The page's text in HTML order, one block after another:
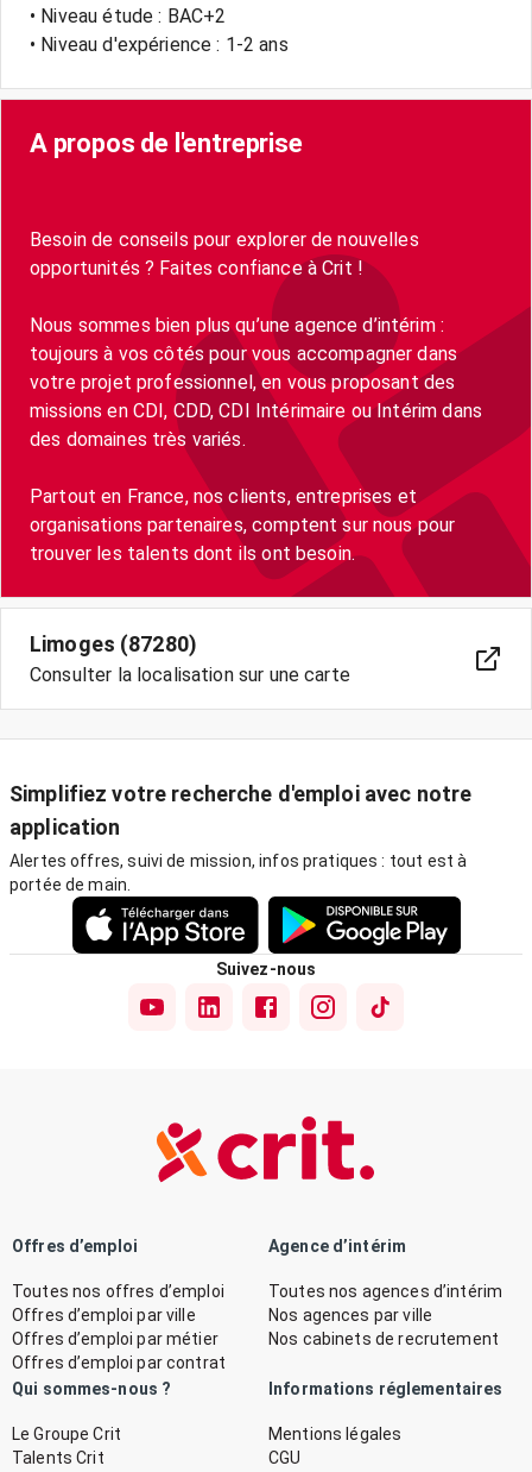
• Niveau étude : BAC+2
• Niveau d'expérience : 1-2 ans
A propos de l'entreprise
Besoin de conseils pour explorer de nouvelles
opportunités ? Faites confiance à Crit !
Nous sommes bien plus qu’une agence d’intérim :
toujours à vos côtés pour vous accompagner dans
votre projet professionnel, en vous proposant des
missions en CDI, CDD, CDI Intérimaire ou Intérim dans
des domaines très variés.
Partout en France, nos clients, entreprises et
organisations partenaires, comptent sur nous pour
trouver les talents dont ils ont besoin.
Limoges (87280)
Consulter la localisation sur une carte
Simplifiez votre recherche d'emploi avec notre
application
Alertes offres, suivi de mission, infos pratiques : tout est à
portée de main.
Suivez-nous
Offres d’emploi
Toutes nos offres d’emploi
Offres d’emploi par ville
Offres d’emploi par métier
Offres d’emploi par contrat
Agence d’intérim
Toutes nos agences d’intérim
Nos agences par ville
Nos cabinets de recrutement
Qui sommes-nous ?
Le Groupe Crit
Talents Crit
Informations réglementaires
Mentions légales
CGU